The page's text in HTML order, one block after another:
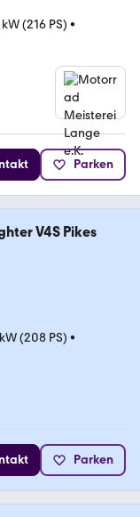
(216 PS) •
Parken
V4S Pikes
(208 PS) •
Parken